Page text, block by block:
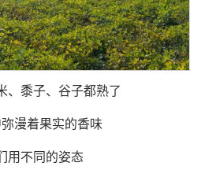
、黍子、谷子都熟了
漫着果实的香味
用不同的姿态